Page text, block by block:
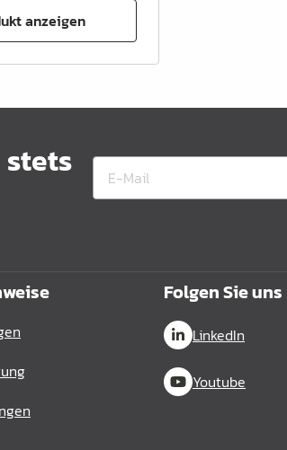
anzeigen
stets
Folgen Sie uns
LinkedIn
Youtube